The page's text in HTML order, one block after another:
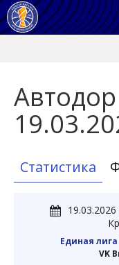
Статистика